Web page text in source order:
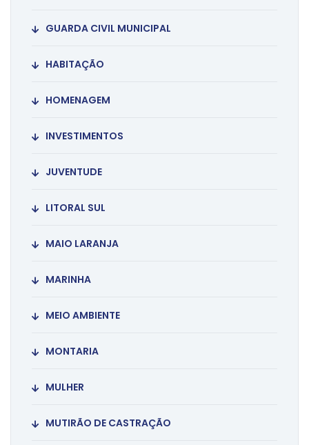
GUARDA CIVIL MUNICIPAL
HABITAÇÃO
HOMENAGEM
INVESTIMENTOS
JUVENTUDE
LITORAL SUL
MAIO LARANJA
MARINHA
MEIO AMBIENTE
MONTARIA
MULHER
MUTIRÃO DE CASTRAÇÃO